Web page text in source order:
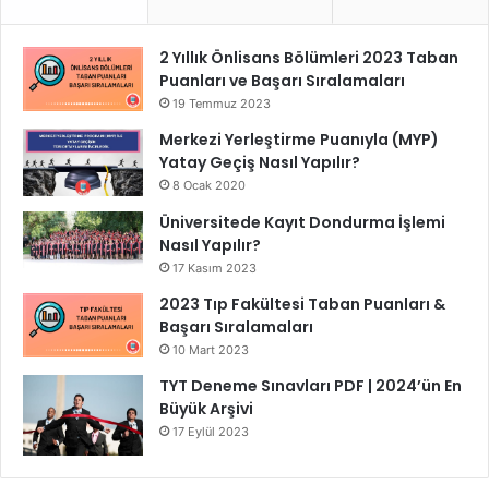
2 Yıllık Önlisans Bölümleri 2023 Taban
Puanları ve Başarı Sıralamaları
19 Temmuz 2023
Merkezi Yerleştirme Puanıyla (MYP)
Yatay Geçiş Nasıl Yapılır?
8 Ocak 2020
Üniversitede Kayıt Dondurma İşlemi
Nasıl Yapılır?
17 Kasım 2023
2023 Tıp Fakültesi Taban Puanları &
Başarı Sıralamaları
10 Mart 2023
TYT Deneme Sınavları PDF | 2024’ün En
Büyük Arşivi
17 Eylül 2023